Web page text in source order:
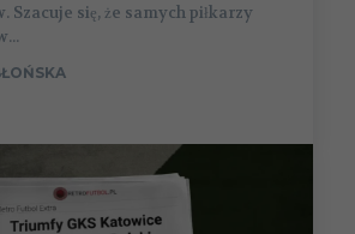
Szacuje się, że samych piłkarzy